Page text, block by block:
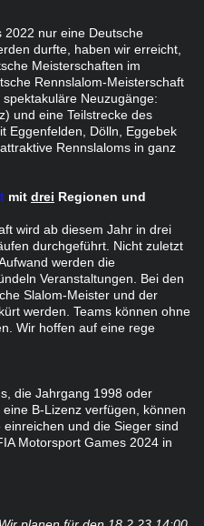
2022 nur eine Deutsche
durfte, haben wir erreicht,
Meisterschaften im
Rennslalom-Meisterschaft
Neuzugänge:
und eine Teilstrecke des
Eggenfelden, Dölln, Eggebek
Rennslaloms in ganz
mit drei Regionen und
wird ab diesem Jahr in drei
durchgeführt. Nicht zuletzt
werden die
Veranstaltungen. Bei den
Slalom-Meister und der
werden. Teams können ohne
Wir hoffen auf eine rege
die Jahrgang 1998 oder
B-Lizenz verfügen, können
und die Sieger sind
Motorsport Games 2024 in